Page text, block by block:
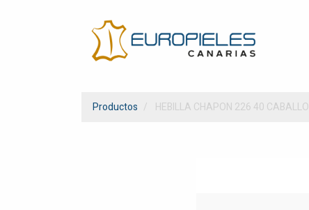
Productos HEBILLA CHAPON 226 40 CABALLO